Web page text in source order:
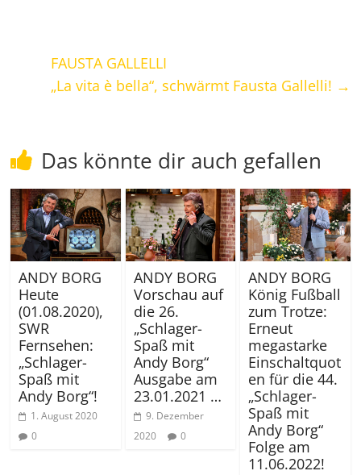
FAUSTA GALLELLI
„La vita è bella“, schwärmt Fausta Gallelli! →
Das könnte dir auch gefallen
ANDY BORG
Heute
(01.08.2020),
SWR
Fernsehen:
„Schlager-
Spaß mit
Andy Borg“!
1. August 2020
0
ANDY BORG
Vorschau auf
die 26.
„Schlager-
Spaß mit
Andy Borg“
Ausgabe am
23.01.2021 …
9. Dezember
2020
0
ANDY BORG
König Fußball
zum Trotze:
Erneut
megastarke
Einschaltquot
en für die 44.
„Schlager-
Spaß mit
Andy Borg“
Folge am
11.06.2022!